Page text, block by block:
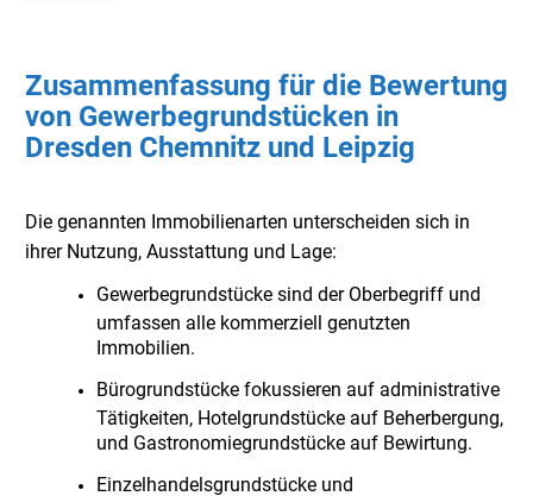
Zusammenfassung für die Bewertung
von Gewerbegrundstücken in
Dresden Chemnitz und Leipzig
Die genannten Immobilienarten unterscheiden sich in
ihrer Nutzung, Ausstattung und Lage:
Gewerbegrundstücke sind der Oberbegriff und
umfassen alle kommerziell genutzten
Immobilien.
Bürogrundstücke fokussieren auf administrative
Tätigkeiten, Hotelgrundstücke auf Beherbergung,
und Gastronomiegrundstücke auf Bewirtung.
Einzelhandelsgrundstücke und